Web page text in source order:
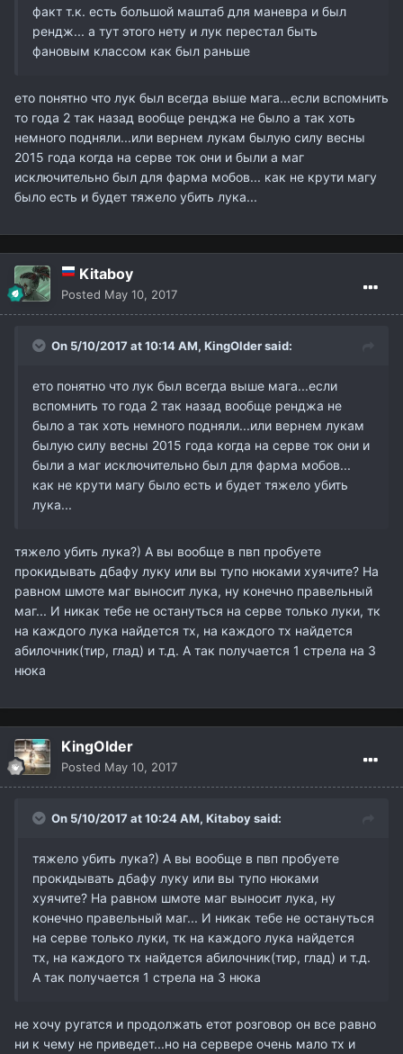
факт т.к. есть большой маштаб для маневра и был
рендж... а тут этого нету и лук перестал быть
фановым классом как был раньше
ето понятно что лук был всегда выше мага...если вспомнить
то года 2 так назад вообще ренджа не было а так хоть
немного подняли...или вернем лукам былую силу весны
2015 года когда на серве ток они и были а маг
исключительно был для фарма мобов... как не крути магу
было есть и будет тяжело убить лука...
Kitaboy
Posted May 10, 2017
On 5/10/2017 at 10:14 AM, KingOldersaid:
ето понятно что лук был всегда выше мага...если
вспомнить то года 2 так назад вообще ренджа не
было а так хоть немного подняли...или вернем лукам
былую силу весны 2015 года когда на серве ток они и
были а маг исключительно был для фарма мобов...
как не крути магу было есть и будет тяжело убить
лука...
тяжело убить лука?) А вы вообще в пвп пробуете
прокидывать дбафу луку или вы тупо нюками хуячите? На
равном шмоте маг выносит лука, ну конечно правельный
маг... И никак тебе не остануться на серве только луки, тк
на каждого лука найдется тх, на каждого тх найдется
абилочник(тир, глад) и т.д. А так получается 1 стрела на 3
нюка
KingOlder
Posted May 10, 2017
On 5/10/2017 at 10:24 AM, Kitaboysaid:
тяжело убить лука?) А вы вообще в пвп пробуете
прокидывать дбафу луку или вы тупо нюками
хуячите? На равном шмоте маг выносит лука, ну
конечно правельный маг... И никак тебе не остануться
на серве только луки, тк на каждого лука найдется
тх, на каждого тх найдется абилочник(тир, глад) и т.д.
А так получается 1 стрела на 3 нюка
не хочу ругатся и продолжать етот розговор он все равно
ни к чему не приведет...но на сервере очень мало тх и